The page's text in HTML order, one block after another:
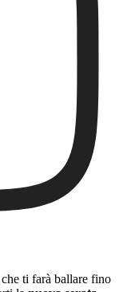
ti farà ballare fino